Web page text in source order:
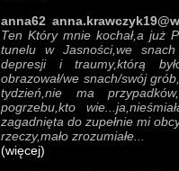
anna62
Ten Który mnie kochał,a już
tunelu w Jasności,we snach
depresji i traumy,którą
obrazował/we snach/swój
tydzień,nie ma
pogrzebu,kto
zagadnięta do zupełnie mi
rzeczy,mało zrozumiałe...
(więcej)